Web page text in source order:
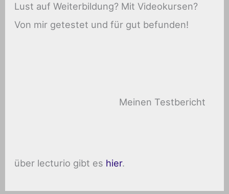
Lust auf Weiterbildung? Mit Videokursen?
Von mir getestet und für gut befunden!
Meinen Testbericht
über lecturio gibt es hier.